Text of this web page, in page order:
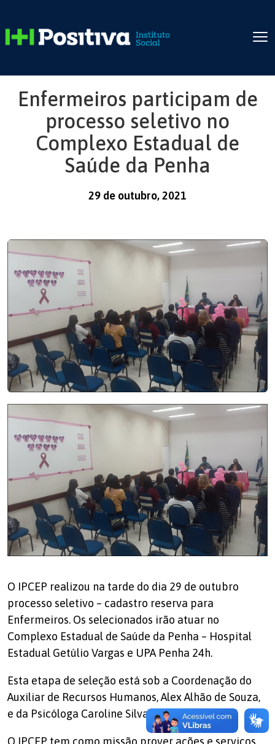
Enfermeiros participam de
processo seletivo no
Complexo Estadual de
Saúde da Penha
29 de outubro, 2021
O IPCEP realizou na tarde do dia 29 de outubro
processo seletivo – cadastro reserva para
Enfermeiros. Os selecionados irão atuar no
Complexo Estadual de Saúde da Penha – Hospital
Estadual Getúlio Vargas e UPA Penha 24h.
Esta etapa de seleção está sob a Coordenação do
Auxiliar de Recursos Humanos, Alex Alhão de Souza,
e da Psicóloga Caroline Silva.
O IPCEP tem como missão prover ações e serviços